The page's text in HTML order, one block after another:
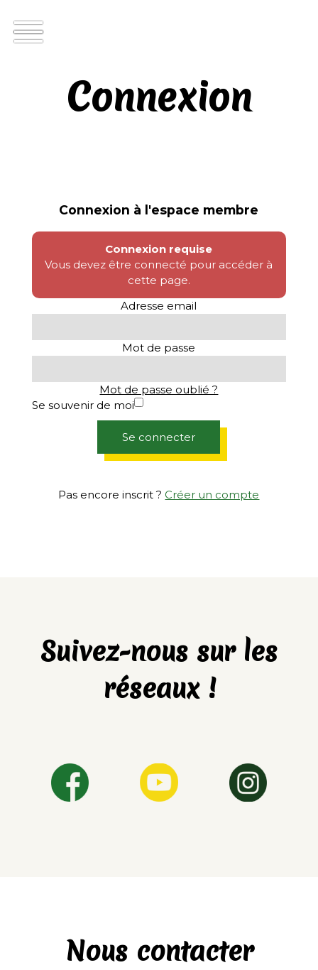
Connexion
Connexion à l'espace membre
Connexion requise
Vous devez être connecté pour accéder à
cette page.
Adresse email
Mot de passe
Mot de passe oublié ?
Se souvenir de moi
Se connecter
Pas encore inscrit ? Créer un compte
Suivez-nous sur les
réseaux !
Nous contacter